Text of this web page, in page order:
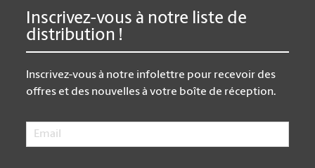
Inscrivez-vous à notre liste de
distribution !
Inscrivez-vous à notre infolettre pour recevoir des
offres et des nouvelles à votre boîte de réception.
Email